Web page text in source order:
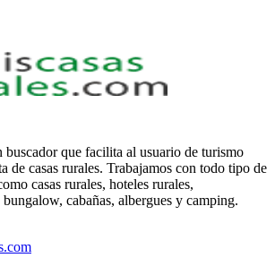
buscador que facilita al usuario de turismo
de casas rurales. Trabajamos con todo tipo de
casas rurales, hoteles rurales,
cabañas, albergues y camping.